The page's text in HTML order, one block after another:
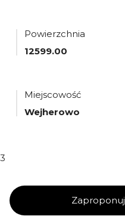
Powierzchnia
12599.00
Miejscowość
Wejherowo
3
Zaproponuj